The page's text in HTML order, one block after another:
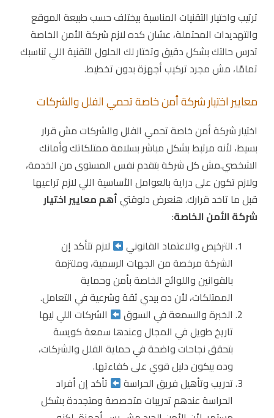
ترتيب واختيار التقنيات المناسبة بيختلف حسب طبيعة الموقع
والتهديدات المحتملة، عشان كده لازم شركة الأمن الخاصة
تدرس حالتك بشكل دقيق وتختار لك الحلول التقنية اللي تناسبك
تمامًا، مش مجرد تركيب أجهزة بدون تخطيط.
معايير اختيار شركة أمن خاصة تحمي الفلل والشركات
اختيار شركة أمن خاصة تحمي الفلل والشركات مش قرار
بسيط، لأنه مرتبط بشكل مباشر بسلامة ممتلكاتك وأمانك
الشخصي.مش كل شركة بتقدم نفس المستوى من الخدمة،
ولازم تكون على دراية بالعوامل الأساسية اللي لازم تراعيها
قبل ما تاخد قرارك. هنعرض دلوقتيأهم معايير اختيار
شركة الأمن الخاصة:
الترخيص والاعتماد القانوني
لازم تتأكد إن
الشركة مرخصة من الجهات الرسمية، وملتزمة
بالقوانين واللوائح الخاصة بأمن وحماية
الممتلكات، لأن ده بيدي ثقة وشرعية في التعامل.
الخبرة والسمعة في السوق
الشركات اللي ليها
تاريخ طويل في المجال وعندها سمعة كويسة
بتحقق نجاحات واضحة في حماية الفلل والشركات،
وده بيكون دليل قوي على كفاءتها.
تدريب وتأهيل فريق الحراسة
تأكد إن أفراد
الحراسة عندهم تدريبات متخصصة ومتجددة بشكل